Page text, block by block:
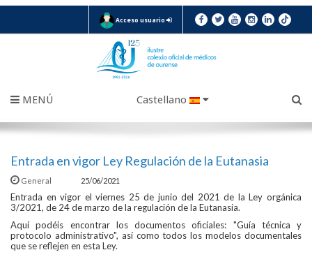
Acceso usuario
MENÚ Castellano
Entrada en vigor Ley Regulación de la Eutanasia
General 25/06/2021
Entrada en vigor el viernes 25 de junio del 2021 de la Ley orgánica
3/2021, de 24 de marzo de la regulación de la Eutanasia.
Aquí podéis encontrar los documentos oficiales: "Guía técnica y
protocolo administrativo", así como todos los modelos documentales
que se reflejen en esta Ley.